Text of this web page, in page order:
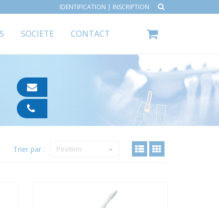
IDENTIFICATION | INSCRIPTION
SOCIETE CONTACT
Trier par : Position
pharma.com
91
05